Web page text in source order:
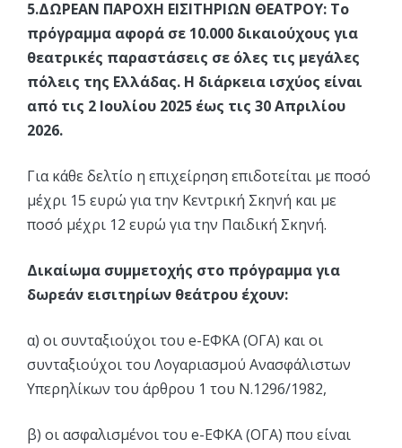
5.ΔΩΡΕΑΝ ΠΑΡΟΧΗ ΕΙΣΙΤΗΡΙΩΝ ΘΕΑΤΡΟΥ: Το
πρόγραμμα αφορά σε 10.000 δικαιούχους για
θεατρικές παραστάσεις σε όλες τις μεγάλες
πόλεις της Ελλάδας. Η διάρκεια ισχύος είναι
από τις 2 Ιουλίου 2025 έως τις 30 Απριλίου
2026.
Για κάθε δελτίο η επιχείρηση επιδοτείται με ποσό
μέχρι 15 ευρώ για την Κεντρική Σκηνή και με
ποσό μέχρι 12 ευρώ για την Παιδική Σκηνή.
Δικαίωμα συμμετοχής στο πρόγραμμα για
δωρεάν εισιτηρίων θεάτρου έχουν:
α) οι συνταξιούχοι του e-ΕΦΚΑ (ΟΓΑ) και οι
συνταξιούχοι του Λογαριασμού Ανασφάλιστων
Υπερηλίκων του άρθρου 1 του Ν.1296/1982,
β) οι ασφαλισμένοι του e-ΕΦΚΑ (ΟΓΑ) που είναι